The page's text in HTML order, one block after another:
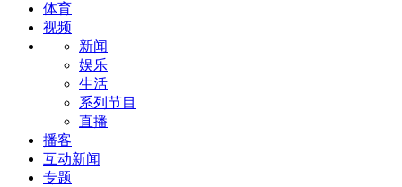
体育
视频
新闻
娱乐
生活
系列节目
直播
播客
互动新闻
专题